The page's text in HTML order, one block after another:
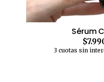
Sérum
3 cuotas sin